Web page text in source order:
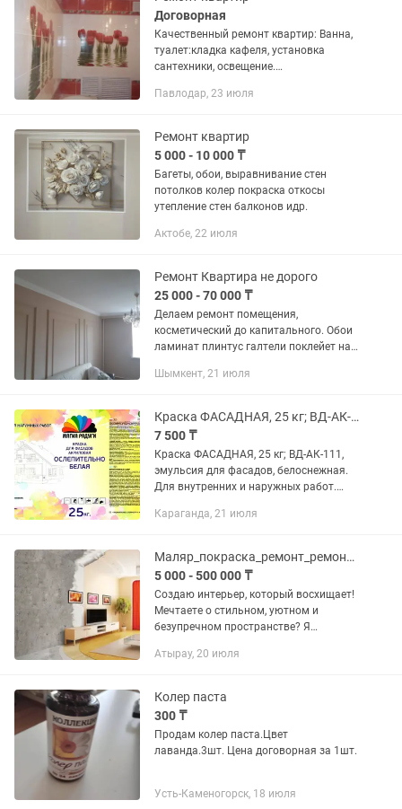
Договорная
Качественный ремонт квартир: Ванна,
туалет:кладка кафеля, установка
сантехники, освещение.
потолков, колер, обои, панели, Галтели,
Павлодар, 23 июля
Ремонт квартир
5 000 - 10 000 ₸
Багеты, обои, выравнивание стен
потолков колер покраска откосы
утепление стен балконов идр.
Актобе, 22 июля
Ремонт Квартира не дорого
25 000 - 70 000 ₸
Делаем ремонт помещения,
косметический до капитального. Обои
ламинат плинтус галтели поклейет на
стену, шпатлевать красить с колером,
Шымкент, 21 июля
Краска ФАСАДНАЯ, 25 кг; ВД-АК-111, эмульсия для фасадов, белоснежная.
7 500 ₸
Краска ФАСАДНАЯ, 25 кг; ВД-АК-111,
эмульсия для фасадов, белоснежная.
Для внутренних и наружных работ.
за ведро, в тенге. Минимальный
Караганда, 21 июля
Маляр_покраска_ремонт_ремонт под ключ_отделочные работы_отделка_леонардо_
5 000 - 500 000 ₸
Создаю интерьер, который восхищает!
Мечтаете о стильном, уютном и
безупречном пространстве? Я
искусства! 🎨 Идеальная отделка от
Атырау, 20 июля
Колер паста
300 ₸
Продам колер паста.Цвет
лаванда.3шт. Цена договорная за 1шт.
Усть-Каменогорск, 18 июля